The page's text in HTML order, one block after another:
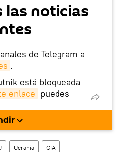
las noticias
de Telegram a
.
está bloqueada
enlace puedes
en la red
Ucrania CIA